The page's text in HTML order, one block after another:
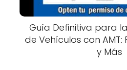
Guía Definitiva para
de Vehículos con AMT:
y Más